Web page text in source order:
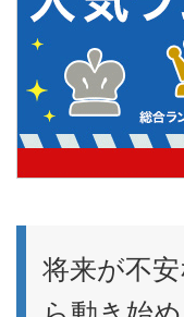
将来が不